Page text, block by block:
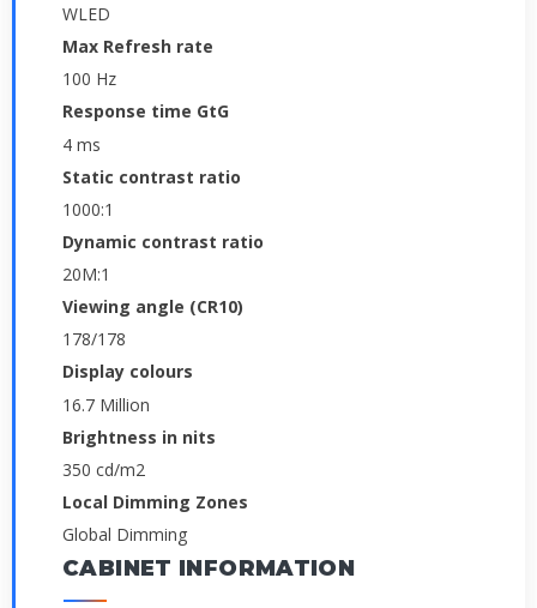
WLED
Max Refresh rate
100 Hz
Response time GtG
4 ms
Static contrast ratio
1000:1
Dynamic contrast ratio
20M:1
Viewing angle (CR10)
178/178
Display colours
16.7 Million
Brightness in nits
350 cd/m2
Local Dimming Zones
Global Dimming
CABINET INFORMATION